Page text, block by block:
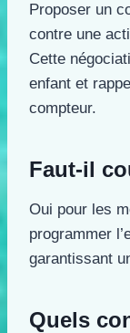
Proposer un
contre une
Cette
enfant et
compteur.
Faut-il
Oui pour les
programmer
garantissant
Quels